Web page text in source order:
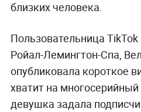
близких человека.
Пользовательница TikTok
Ройал-Лемингтон-Спа,
опубликовала короткое
хватит на
девушка задала